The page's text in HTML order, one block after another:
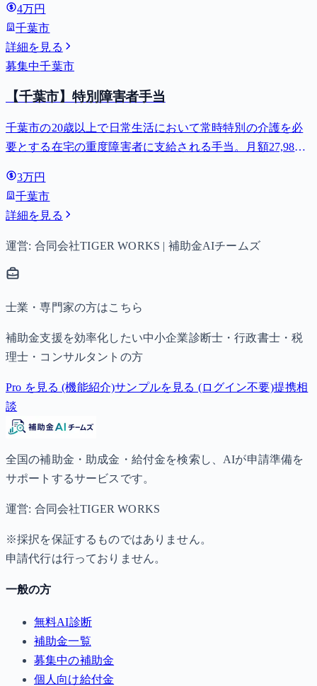
4万円
千葉市
詳細を見る
募集中千葉市
【千葉市】特別障害者手当
千葉市の20歳以上で日常生活において常時特別の介護を必
要とする在宅の重度障害者に支給される手当。月額27,980
3万円
千葉市
詳細を見る
運営: 合同会社TIGER WORKS | 補助金AIチームズ
士業・専門家の方はこちら
補助金支援を効率化したい中小企業診断士・行政書士・税
理士・コンサルタントの方
Pro を見る (機能紹介)サンプルを見る (ログイン不要)提携相
談
全国の補助金・助成金・給付金を検索し、AIが申請準備を
サポートするサービスです。
運営: 合同会社TIGER WORKS
※採択を保証するものではありません。
申請代行は行っておりません。
一般の方
無料AI診断
補助金一覧
募集中の補助金
個人向け給付金